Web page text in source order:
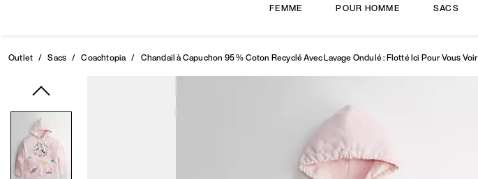
FEMME POUR HOMME SACS
Outlet / Sacs / Coachtopia / Chandail à Capuchon 95 % Coton Recyclé Avec Lavage Ondulé : Flotté Ici Pour Vous Voir